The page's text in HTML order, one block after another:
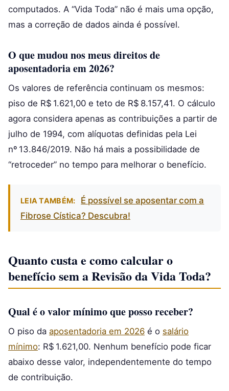
computados. A “Vida Toda” não é mais uma opção,
mas a correção de dados ainda é possível.
O que mudou nos meus direitos de
aposentadoria em 2026?
Os valores de referência continuam os mesmos:
piso de R$ 1.621,00 e teto de R$ 8.157,41. O cálculo
agora considera apenas as contribuições a partir de
julho de 1994, com alíquotas definidas pela Lei
nº 13.846/2019. Não há mais a possibilidade de
“retroceder” no tempo para melhorar o benefício.
LEIA TAMBÉM:
É possível se aposentar com a
Fibrose Cística? Descubra!
Quanto custa e como calcular o
benefício sem a Revisão da Vida Toda?
Qual é o valor mínimo que posso receber?
O piso da aposentadoria em 2026 é o salário
mínimo: R$ 1.621,00. Nenhum benefício pode ficar
abaixo desse valor, independentemente do tempo
de contribuição.